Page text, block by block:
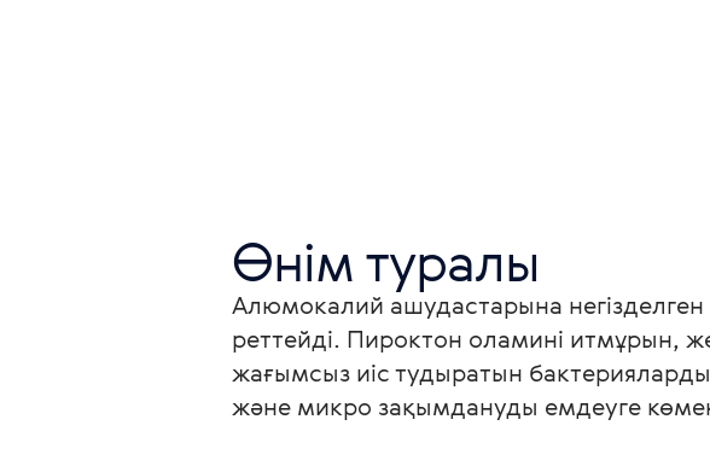
Өнім туралы
Алюмокалий ашудастарына негізделген
реттейді. Пироктон оламині итмұрын,
жағымсыз иіс тудыратын
және микро зақымдануды емдеуге